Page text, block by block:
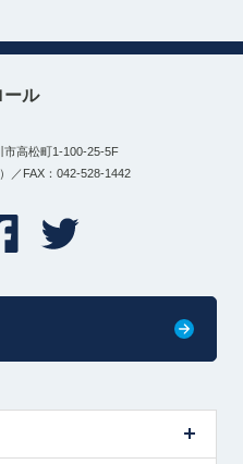
ール
市高松町1-100-25-5F
／FAX：042-528-1442